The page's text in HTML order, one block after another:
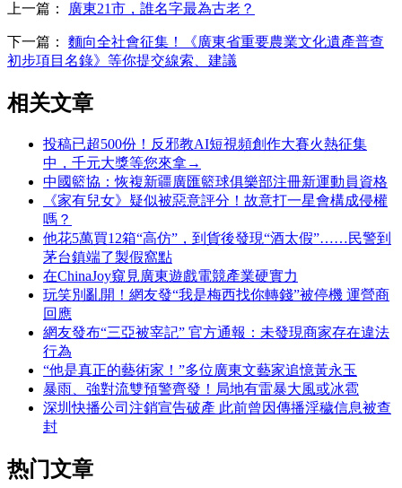
上一篇： 廣東21市，誰名字最為古老？
下一篇： 麵向全社會征集！《廣東省重要農業文化遺產普查
初步項目名錄》等你提交線索、建議
相关文章
投稿已超500份！反邪教AI短視頻創作大賽火熱征集
中，千元大獎等您來拿→
中國籃協：恢複新疆廣匯籃球俱樂部注冊新運動員資格
《家有兒女》疑似被惡意評分！故意打一星會構成侵權
嗎？
他花5萬買12箱“高仿”，到貨後發現“酒太假”……民警到
茅台鎮端了製假窩點
在ChinaJoy窺見廣東遊戲電競產業硬實力
玩笑別亂開！網友發“我是梅西找你轉錢”被停機 運營商
回應
網友發布“三亞被宰記” 官方通報：未發現商家存在違法
行為
“他是真正的藝術家！”多位廣東文藝家追憶黃永玉
暴雨、強對流雙預警齊發！局地有雷暴大風或冰雹
深圳快播公司注銷宣告破產 此前曾因傳播淫穢信息被查
封
热门文章